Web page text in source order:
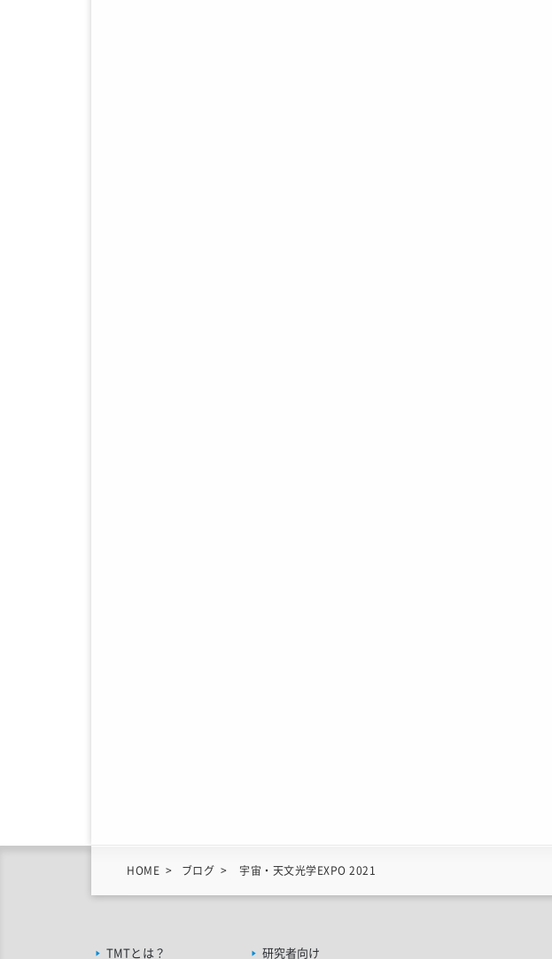
HOME ブログ 宇宙・天文光学EXPO 2021
TMTとは？ 研究者向け